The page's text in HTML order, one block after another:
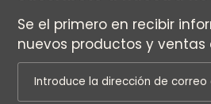
Se el primero en recibir
nuevos productos y ventas